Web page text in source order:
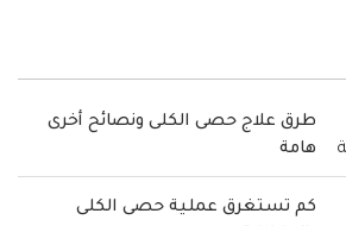
طرق علاج حصى الكلى ونصائح أخرى
هامة
كم تستغرق عملية حصى الكلى